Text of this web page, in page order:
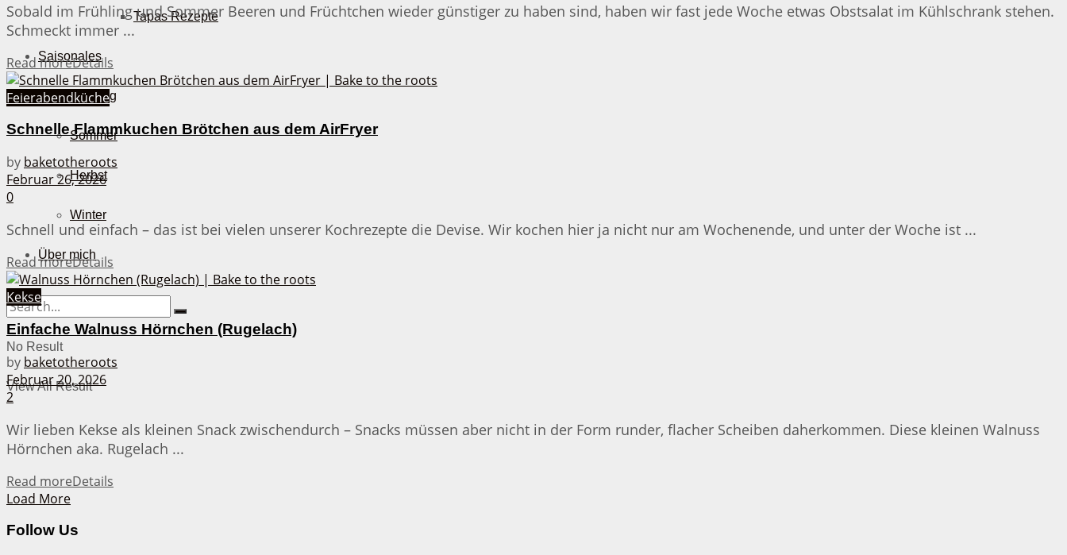
Tapas Rezepte
Saisonales
Frühling
Sommer
Herbst
Winter
Über mich
No Result
View All Result
Sobald im Frühling und Sommer Beeren und Früchtchen wieder günstiger zu haben sind, haben wir fast jede Woche etwas Obstsalat im Kühlschrank stehen.
Schmeckt immer ...
Read moreDetails
Feierabendküche
Schnelle Flammkuchen Brötchen aus dem AirFryer
by baketotheroots
Februar 26, 2026
0
Schnell und einfach – das ist bei vielen unserer Kochrezepte die Devise. Wir kochen hier ja nicht nur am Wochenende, und unter der Woche ist ...
Read moreDetails
Kekse
Einfache Walnuss Hörnchen (Rugelach)
by baketotheroots
Februar 20, 2026
2
Wir lieben Kekse als kleinen Snack zwischendurch – Snacks müssen aber nicht in der Form runder, flacher Scheiben daherkommen. Diese kleinen Walnuss
Hörnchen aka. Rugelach ...
Read moreDetails
Load More
Follow Us